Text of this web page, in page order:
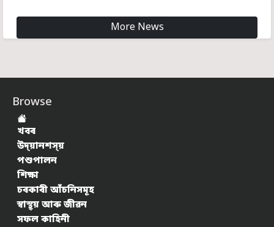
More News
Browse
খবৰ
উদ্য়ানশস্য়
পশুপালন
শিক্ষা
চৰকাৰী আঁচনিসমূহ
স্বাস্থ্য় আৰু জীৱন
সফল কাহিনী